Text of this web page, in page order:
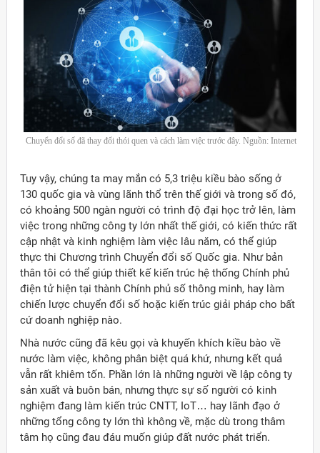
Chuyển đổi số đã thay đổi thói quen và cách làm việc trước đây. Nguồn: Internet
Tuy vậy, chúng ta may mắn có 5,3 triệu kiều bào sống ở
130 quốc gia và vùng lãnh thổ trên thế giới và trong số đó,
có khoảng 500 ngàn người có trình độ đại học trở lên, làm
việc trong những công ty lớn nhất thế giới, có kiến thức rất
cập nhật và kinh nghiệm làm việc lâu năm, có thể giúp
thực thi Chương trình Chuyển đổi số Quốc gia. Như bản
thân tôi có thể giúp thiết kế kiến trúc hệ thống Chính phủ
điện tử hiện tại thành Chính phủ số thông minh, hay làm
chiến lược chuyển đổi số hoặc kiến trúc giải pháp cho bất
cứ doanh nghiệp nào.
Nhà nước cũng đã kêu gọi và khuyến khích kiều bào về
nước làm việc, không phân biệt quá khứ, nhưng kết quả
vẫn rất khiêm tốn. Phần lớn là những người về lập công ty
sản xuất và buôn bán, nhưng thực sự số người có kinh
nghiệm đang làm kiến trúc CNTT, IoT… hay lãnh đạo ở
những tổng công ty lớn thì không về, mặc dù trong thâm
tâm họ cũng đau đáu muốn giúp đất nước phát triển.